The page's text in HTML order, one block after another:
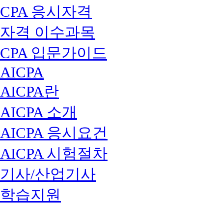
CPA 응시자격
자격 이수과목
CPA 입문가이드
AICPA
AICPA란
AICPA 소개
AICPA 응시요건
AICPA 시험절차
기사/산업기사
학습지원